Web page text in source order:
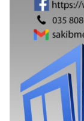
(VIDEO)